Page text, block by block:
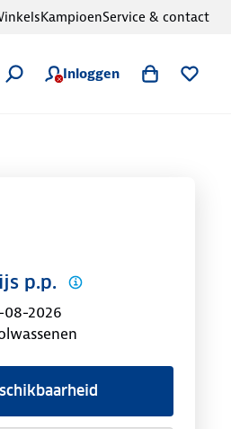
Inloggen
KampioenService & contact
p.p.
08-2026